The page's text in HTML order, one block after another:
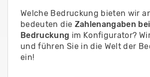
Welche Bedruckung bieten wir
bedeuten die Zahlenangaben
Bedruckung im Konfigurator?
und führen Sie in die Welt der
ein!